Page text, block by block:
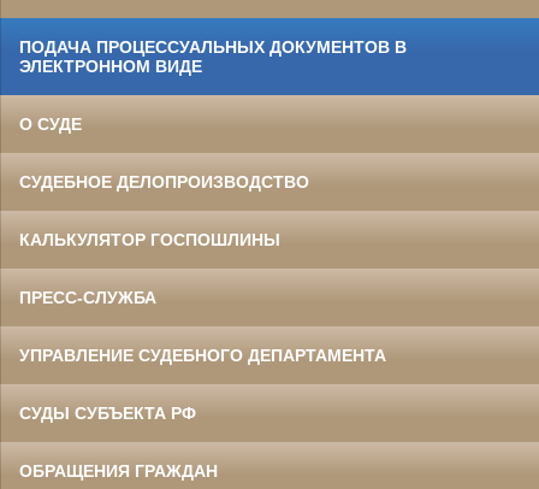
ПОДАЧА ПРОЦЕССУАЛЬНЫХ ДОКУМЕНТОВ В
ЭЛЕКТРОННОМ ВИДЕ
О СУДЕ
СУДЕБНОЕ ДЕЛОПРОИЗВОДСТВО
КАЛЬКУЛЯТОР ГОСПОШЛИНЫ
ПРЕСС-СЛУЖБА
УПРАВЛЕНИЕ СУДЕБНОГО ДЕПАРТАМЕНТА
СУДЫ СУБЪЕКТА РФ
ОБРАЩЕНИЯ ГРАЖДАН